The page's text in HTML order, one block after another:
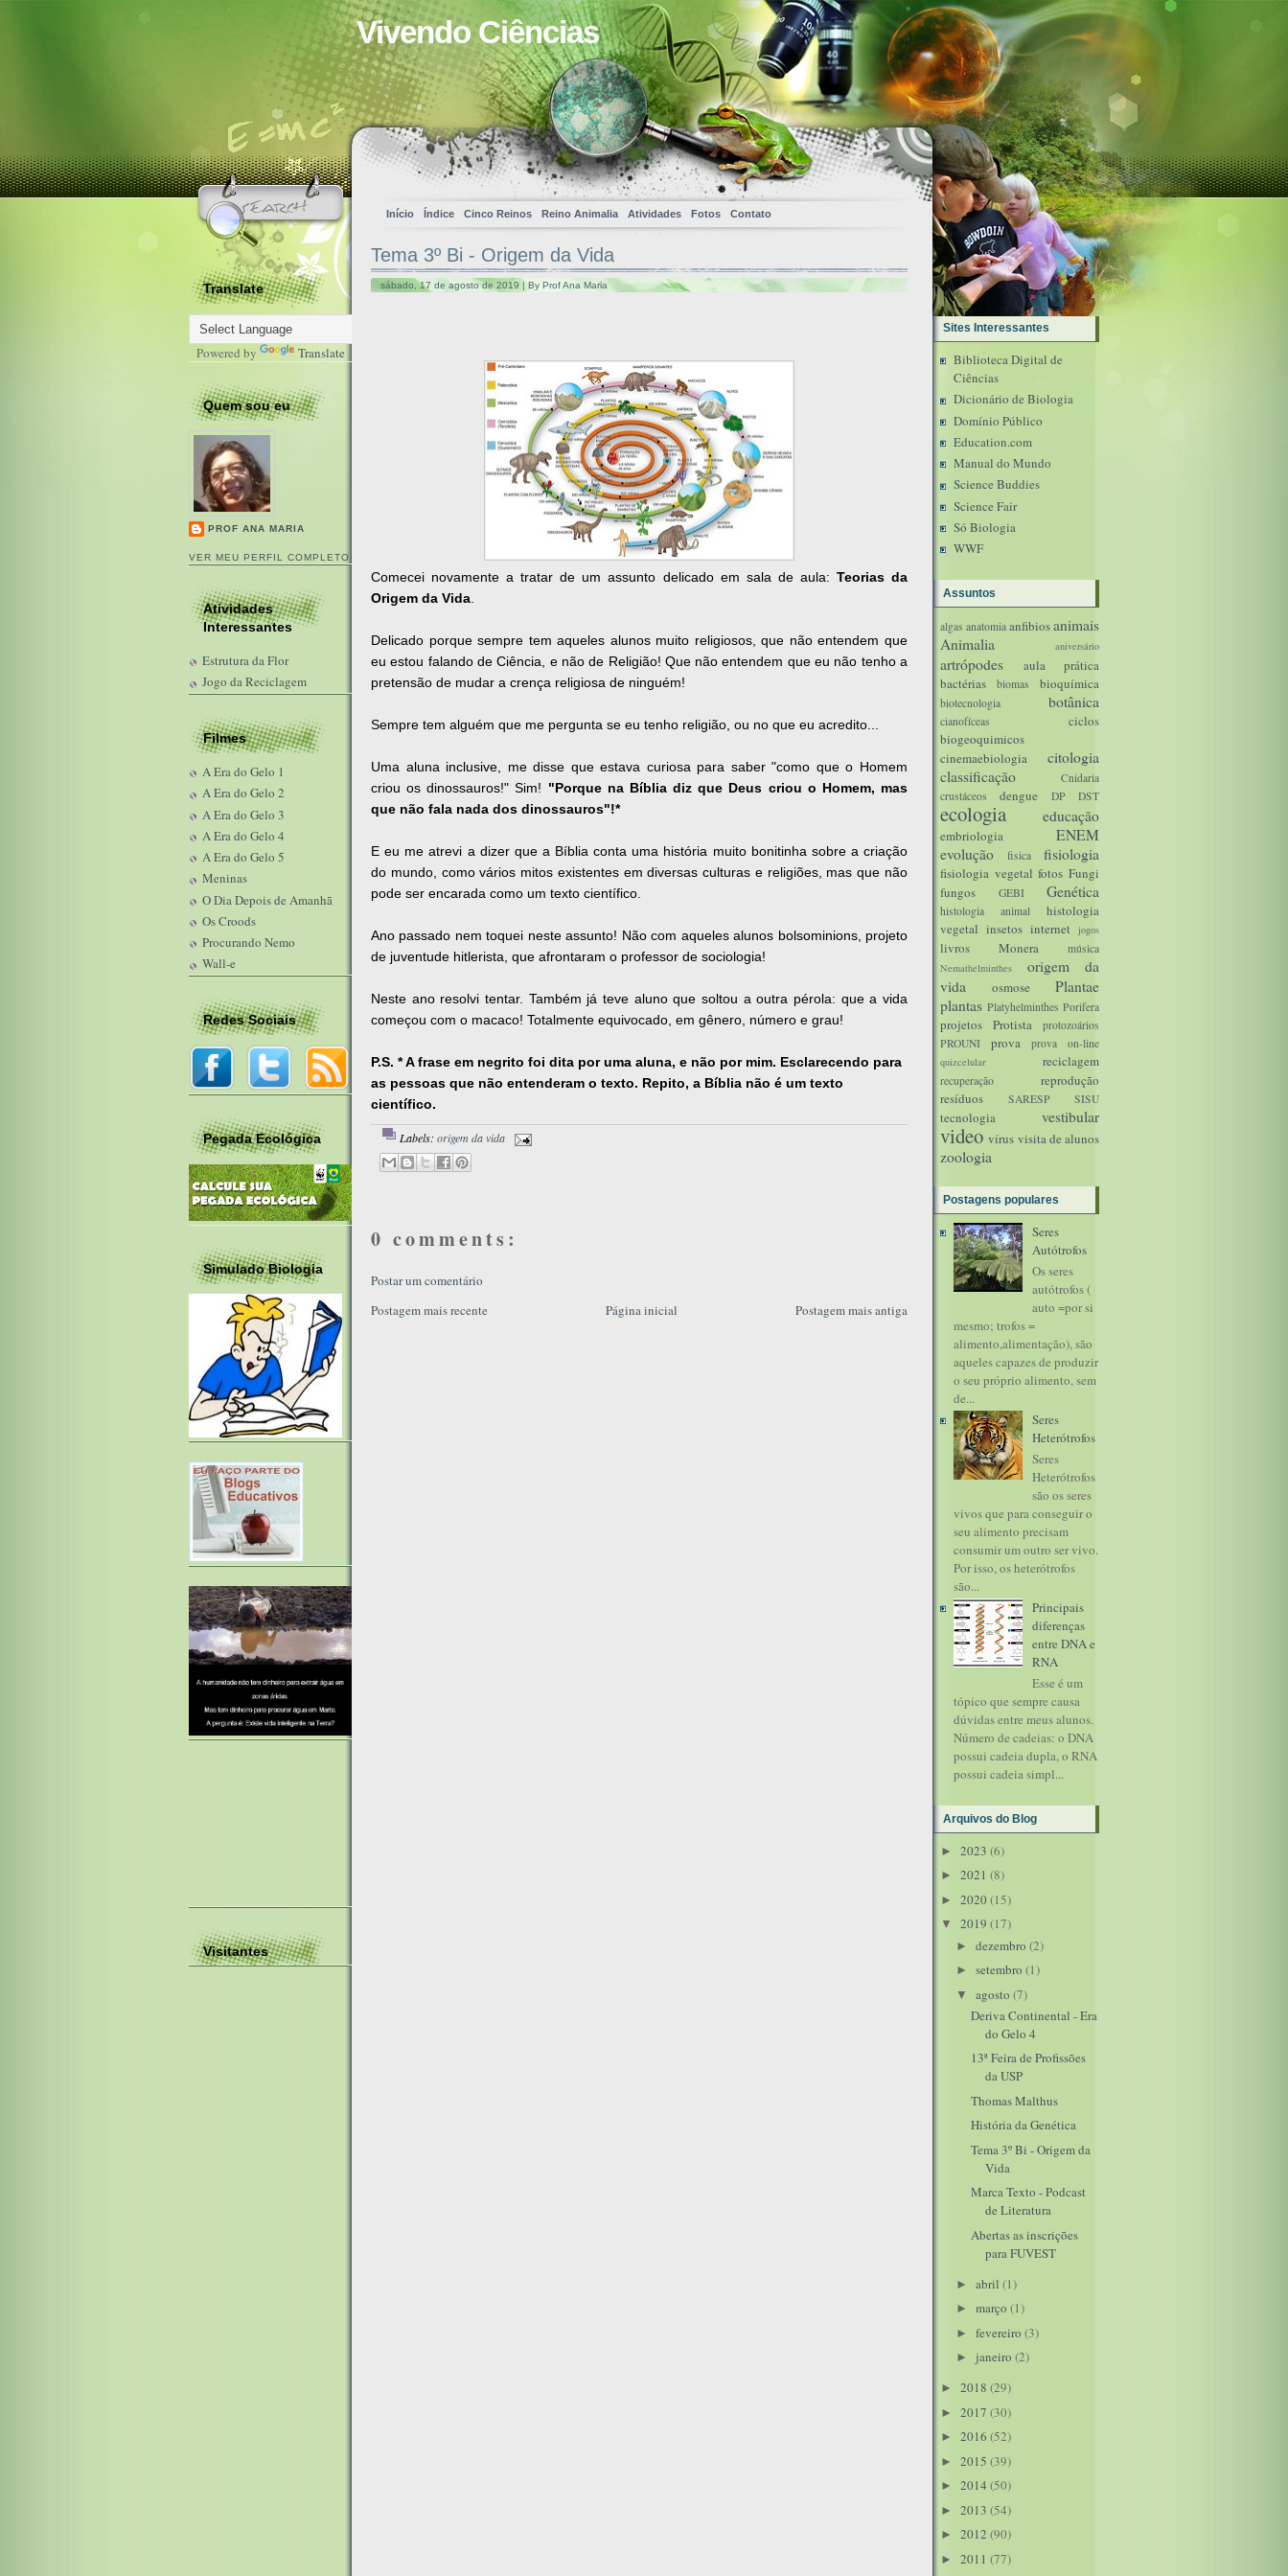
Vivendo Ciências
Início Índice Cinco Reinos Reino Animalia Atividades Fotos Contato
Translate
Powered by Translate
Quem sou eu
PROF ANA MARIA
VER MEU PERFIL COMPLETO
Atividades
Interessantes
Estrutura da Flor
Jogo da Reciclagem
Filmes
A Era do Gelo 1
A Era do Gelo 2
A Era do Gelo 3
A Era do Gelo 4
A Era do Gelo 5
Meninas
O Dia Depois de Amanhã
Os Croods
Procurando Nemo
Wall-e
Redes Sociais
Pegada Ecológica
Simulado Biologia
Visitantes
Tema 3º Bi - Origem da Vida
sábado, 17 de agosto de 2019 | By Prof Ana Maria
Comecei novamente a tratar de um assunto delicado em sala de aula: Teorias da
Origem da Vida
Delicado porque sempre tem aqueles alunos muito religiosos, que não entendem que
eu estou falando de Ciência, e não de Religião! Que não entendem que eu não tenho a
pretensão de mudar a crença religiosa de ninguém!
Sempre tem alguém que me pergunta se eu tenho religião, ou no que eu acredito...
Uma aluna inclusive, me disse que estava curiosa para saber "como que o Homem
criou os dinossauros!" Sim! "Porque na Bíblia diz que Deus criou o Homem, mas
que não fala nada dos dinossauros"!*
E eu me atrevi a dizer que a Bíblia conta uma história muito bonitinha sobre a criação
do mundo, como vários mitos existentes em diversas culturas e religiões, mas que não
pode ser encarada como um texto científico.
Ano passado nem toquei neste assunto! Não com aqueles alunos bolsominions, projeto
de juventude hitlerista, que afrontaram o professor de sociologia!
Neste ano resolvi tentar. Também já teve aluno que soltou a outra pérola: que a vida
começou com o macaco! Totalmente equivocado, em gênero, número e grau!
P.S. * A frase em negrito foi dita por uma aluna, e não por mim. Esclarecendo para
as pessoas que não entenderam o texto. Repito, a Bíblia não é um texto
científico.
Labels: origem da vida
0 comments:
Postar um comentário
Postagem mais recente
Postagem mais antiga
Página inicial
Sites Interessantes
Biblioteca Digital de
Ciências
Dicionário de Biologia
Domínio Público
Education.com
Manual do Mundo
Science Buddies
Science Fair
Só Biologia
WWF
Assuntos
algas anatomia anfibiosanimais
Animalia
aniversário
artrópodes
aula prática
bactérias
biomas bioquímica
biotecnologia botânica
cianofíceas
ciclos
biogeoquimicos
cinemaebiologia
citologia
classificação
Cnidaria
crustáceos
dengue DP DST
ecologia educação
embriologia
ENEM
evolução
fisica fisiologia
fisiologia vegetal fotos Fungi
fungos
GEBI Genética
histologia animal
histologia
vegetal insetos internet jogos
livros Monera música
Nemathelminthes
origem da
vida
osmose
Plantae
plantas Platyhelminthes Porifera
projetos Protista
protozoários
PROUNI
prova prova on-line
quizcelular reciclagem
recuperação
reprodução
resíduos
SARESP SISU
tecnologia vestibular
video vírus visita de alunos
zoologia
Postagens populares
Seres
Autótrofos
Os seres
autótrofos (
auto =por si
mesmo; trofos =
alimento,alimentação), são
aqueles capazes de produzir
o seu próprio alimento, sem
de...
Seres
Heterótrofos
Seres
Heterótrofos
são os seres
vivos que para conseguir o
seu alimento precisam
consumir um outro ser vivo.
Por isso, os heterótrofos
são...
Principais
diferenças
entre DNA e
RNA
Esse é um
tópico que sempre causa
dúvidas entre meus alunos.
Número de cadeias: o DNA
possui cadeia dupla, o RNA
possui cadeia simpl...
Arquivos do Blog
► 2023 (6)
► 2021 (8)
► 2020 (15)
▼ 2019 (17)
► dezembro (2)
► setembro (1)
▼ agosto (7)
Deriva Continental - Era
do Gelo 4
13ª Feira de Profissões
da USP
Thomas Malthus
História da Genética
Tema 3º Bi - Origem da
Vida
Marca Texto - Podcast
de Literatura
Abertas as inscrições
para FUVEST
► abril (1)
► março (1)
► fevereiro (3)
► janeiro (2)
► 2018 (29)
► 2017 (30)
► 2016 (52)
► 2015 (39)
► 2014 (50)
► 2013 (54)
► 2012 (90)
► 2011 (77)